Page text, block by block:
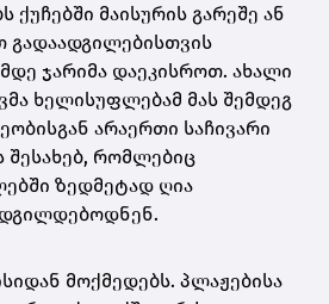
ქუჩებში მაისურის გარეშე ან
გადაადგილებისთვის
ჯარიმა დაეკისროთ. ახალი
ხელისუფლებამ მას შემდეგ
არაერთი საჩივარი
შესახებ, რომლებიც
ზედმეტად ღია
მოქმედებს. პლაჟებისა